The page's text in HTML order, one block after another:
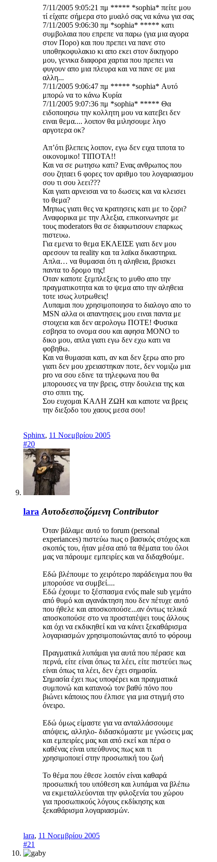
7/11/2005 9:05:21 πμ ***** *sophia* πείτε μου
τί είχατε σήμερα στο μυαλό σας να κάνω για σας
7/11/2005 9:06:30 πμ *sophia* ***** κατι
συμβολαια που επρεπε να παρω (για μια αγορα
στον Πορο) και που πρεπει να πανε στο
υποθηκοφυλακιο κι απο εκει στον δικηγορο
μου, γενικα διαφορα χαρτια που πρεπει να
φυγουν απο μια πλευρα και να πανε σε μια
αλλη...
7/11/2005 9:06:47 πμ ***** *sophia* Αυτό
μπορώ να το κάνω Κυρία
7/11/2005 9:07:36 πμ *sophia* ***** Θα
ειδοποιησω την κολλητη μου να κατεβει δεν
ειναι θεμα.... λοιπον θα μιλησουμε λιγο
αργοτερα οκ?
Απ’ότι βλεπεις λοιπον, εγω δεν ειχα τιποτα το
οικονομικο! ΤΙΠΟΤΑ!!
Και να σε ρωτησω κατι? Ενας ανθρωπος που
σου ζηταει 6 φορες τον αριθμο του λογαριασμου
σου τι σου λεει???
Και γιατι αρνεισαι να το δωσεις και να κλεισει
το θεμα?
Μηπως γιατι θες να κρατησεις κατι με το ζορι?
Αναφορικα με την Αλεξια, επικοινωνησε με
τους moderators θα σε διαφωτισουν επαρκως
πιστευω.
Για εμενα το θεμα ΕΚΛΕΙΣΕ γιατι δεν μου
αρεσουν τα reality και τα λαϊκα δικαστηρια.
Απλα… να θυμασαι ότι η αληθεια, βρισκει
παντα το δρομο της!
Οταν καποτε ξεμπλεξεις το μυθο απο την
πραγματικοτητα και το ψεμα απο την αληθεια
τοτε ισως λυτρωθεις!
Λυπαμαι που χρησιμοποιησα το διαλογο απο το
MSN αλλα οι απαντησεις μου ειναι παντα με
στοιχεια και δεν αερολογω ΠΟΤΕ! Φυσικα
εσβησα το ονομα σου και αφησα ΜΟΝΟ το
δικο μου, απλα γιατι εγω δεν εχω κατι να
φοβηθω.
Και να θυμασαι κατι, αν και δεν ξερω απο pro
γιατι δεν μου χρειαστηκαν ποτε, δεν νομιζω μια
pro να σου εδινε τα τηλεφωνα που θα
μπορουσες να την βρεις, στην δουλεια της και
στο σπιτι της.
Σου ευχομαι ΚΑΛΗ ΖΩΗ και καποτε να βρεις
την διεξοδο του χαους μεσα σου!
Sphinx, 11 Νοεμβρίου 2005
#20
lara Αυτοδεσποζόμενη Contributor
Όταν βάλαμε αυτό το forum (personal
experiances) πιστεύω πως ο βασικός στόχος και
σκοπός του, ήταν μέσα από τα θέματα του όλοι
μας να πάρουμε εμπειρίες και να διδαχθούμε.
Εδώ βλέπουμε το χειρότερο παράδειγμα που θα
μπορούσε να συμβεί....
Εδώ έχουμε το ξέσπασμα ενός male sub γεμάτο
από θυμό και αγανάκτηση που δεν πέτυχε αυτό
που ήθελε και αποσκοπούσε...αν όντως τελικά
αποσκοπούσε στο να προστατέψει τους άλλους
και όχι να εκδικηθεί και να κάνει ξεκαθάρισμα
λογαριασμών χρησιμοποιώντας αυτό το φόρουμ
Πραγματικά λυπάμαι για αυτά που πέρασε και
περνά, είτε είναι όπως τα λέει, είτε πιστεύει πως
είναι όπως τα λέει, δεν έχει σημασία.
Σημασία έχει πως υποφέρει και πραγματικά
συμπονώ και κατανοώ τον βαθύ πόνο που
βιώνει κάποιος που έλπισε για μια στιγμή στο
όνειρο.
Εδώ όμως είμαστε για να ανταλλάσσουμε
απόψεις, αλληλο- διδασκόμαστε με γνώσεις μας
και εμπειρίες μας και από εκεί και πέρα ο
καθένας είναι υπεύθυνος πως και τι
χρησιμοποιεί στην προσωπική του ζωή
Το θέμα που έθεσε λοιπόν είναι καθαρά
προσωπική του υπόθεση και λυπάμαι να βλέπω
να εκμεταλλεύονται την φιλοξενία του χώρου
για προσωπικούς λόγους εκδίκησης και
ξεκαθάρισμα λογαριασμών.
lara, 11 Νοεμβρίου 2005
#21